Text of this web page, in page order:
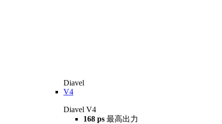
Diavel
V4
Diavel V4
168 ps 最高出力